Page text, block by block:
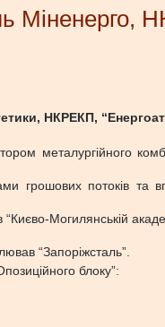
Міненерго,
НКРЕКП,
грошових потоків
Могилянській
“Запоріжсталь”.
блоку”: